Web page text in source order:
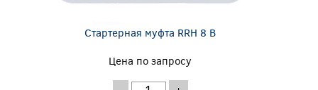
Стартерная муфта RRH 8 B
Цена по запросу